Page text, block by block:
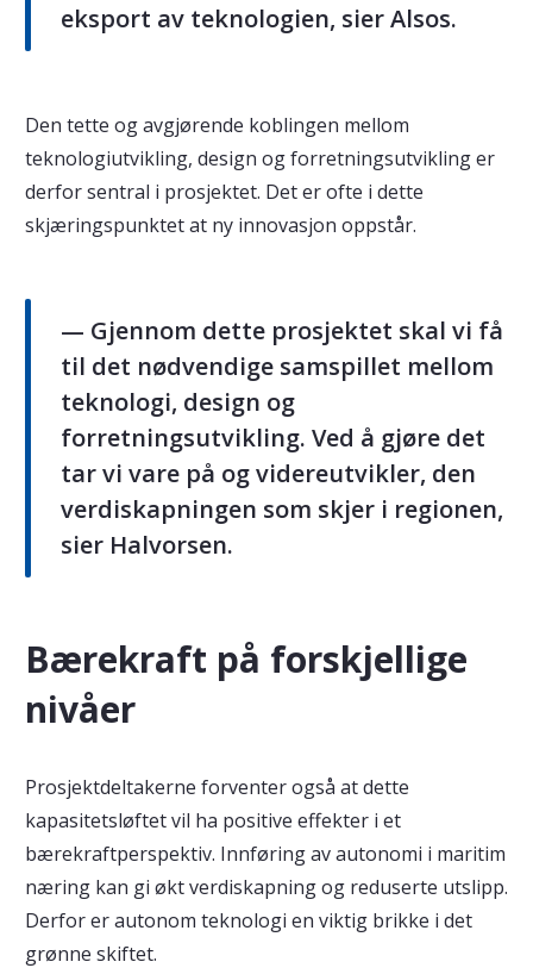
eksport av teknologien, sier Alsos.
Den tette og avgjørende koblingen mellom
teknologiutvikling, design og forretningsutvikling er
derfor sentral i prosjektet. Det er ofte i dette
skjæringspunktet at ny innovasjon oppstår.
— Gjennom dette prosjektet skal vi få
til det nødvendige samspillet mellom
teknologi, design og
forretningsutvikling. Ved å gjøre det
tar vi vare på og videreutvikler, den
verdiskapningen som skjer i regionen,
sier Halvorsen.
Bærekraft på forskjellige
nivåer
Prosjektdeltakerne forventer også at dette
kapasitetsløftet vil ha positive effekter i et
bærekraftperspektiv. Innføring av autonomi i maritim
næring kan gi økt verdiskapning og reduserte utslipp.
Derfor er autonom teknologi en viktig brikke i det
grønne skiftet.